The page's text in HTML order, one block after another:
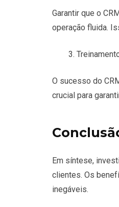
Garantir que o
operação fluida.
O sucesso do
crucial para
Em síntese,
clientes. Os
inegáveis.